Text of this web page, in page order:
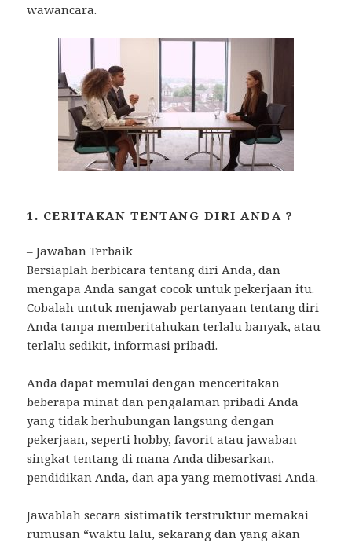
wawancara.
1. CERITAKAN TENTANG DIRI ANDA ?
– Jawaban Terbaik
Bersiaplah berbicara tentang diri Anda, dan
mengapa Anda sangat cocok untuk pekerjaan itu.
Cobalah untuk menjawab pertanyaan tentang diri
Anda tanpa memberitahukan terlalu banyak, atau
terlalu sedikit, informasi pribadi.
Anda dapat memulai dengan menceritakan
beberapa minat dan pengalaman pribadi Anda
yang tidak berhubungan langsung dengan
pekerjaan, seperti hobby, favorit atau jawaban
singkat tentang di mana Anda dibesarkan,
pendidikan Anda, dan apa yang memotivasi Anda.
Jawablah secara sistimatik terstruktur memakai
rumusan “waktu lalu, sekarang dan yang akan